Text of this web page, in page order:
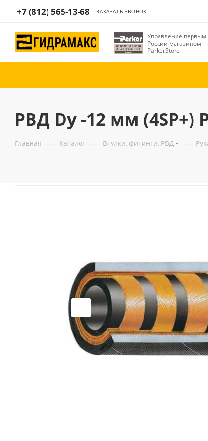
+7 (812) 565-13-68 ЗАКАЗАТЬ ЗВОНОК
Управление первым
России магазином
ParkerStore
РВД Dу -12 мм (4SP+)
Главная — Каталог — Втулки, фитинги, РВД —